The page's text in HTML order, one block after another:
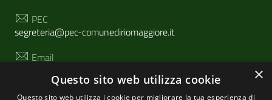
PEC
segreteria@pec-comunediriomaggiore.it
Email
×
Questo sito web utilizza cookie
Questo sito web utilizza i cookie per migliorare la tua esperienza di